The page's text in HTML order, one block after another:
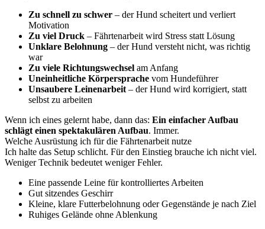
Zu schnell zu schwer – der Hund scheitert und verliert
Motivation
Zu viel Druck – Fährtenarbeit wird Stress statt Lösung
Unklare Belohnung – der Hund versteht nicht, was richtig
war
Zu viele Richtungswechsel am Anfang
Uneinheitliche Körpersprache vom Hundeführer
Unsaubere Leinenarbeit – der Hund wird korrigiert, statt
selbst zu arbeiten
Wenn ich eines gelernt habe, dann das: Ein einfacher Aufbau
schlägt einen spektakulären Aufbau. Immer.
Welche Ausrüstung ich für die Fährtenarbeit nutze
Ich halte das Setup schlicht. Für den Einstieg brauche ich nicht viel.
Weniger Technik bedeutet weniger Fehler.
Eine passende Leine für kontrolliertes Arbeiten
Gut sitzendes Geschirr
Kleine, klare Futterbelohnung oder Gegenstände je nach Ziel
Ruhiges Gelände ohne Ablenkung